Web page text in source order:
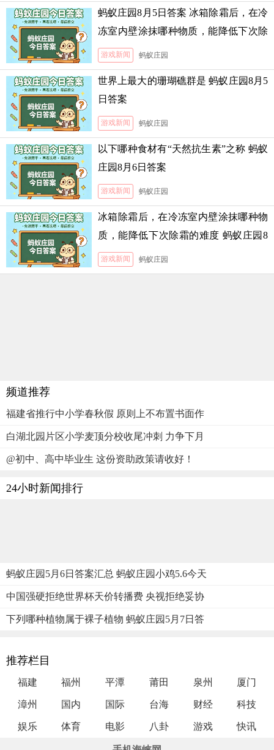
蚂蚁庄园8月5日答案 冰箱除霜后，在冷
冻室内壁涂抹哪种物质，能降低下次除
霜的难度
游戏新闻 蚂蚁庄园
世界上最大的珊瑚礁群是 蚂蚁庄园8月5
日答案
游戏新闻 蚂蚁庄园
以下哪种食材有“天然抗生素”之称 蚂蚁
庄园8月6日答案
游戏新闻 蚂蚁庄园
冰箱除霜后，在冷冻室内壁涂抹哪种物
质，能降低下次除霜的难度 蚂蚁庄园8
月5日答案
游戏新闻 蚂蚁庄园
频道推荐
福建省推行中小学春秋假 原则上不布置书面作
白湖北园片区小学麦顶分校收尾冲刺 力争下月
@初中、高中毕业生 这份资助政策请收好！
24小时新闻排行
蚂蚁庄园5月6日答案汇总 蚂蚁庄园小鸡5.6今天
中国强硬拒绝世界杯天价转播费 央视拒绝妥协
下列哪种植物属于裸子植物 蚂蚁庄园5月7日答
推荐栏目
福建 福州 平潭 莆田 泉州 厦门
漳州 国内 国际 台海 财经 科技
娱乐 体育 电影 八卦 游戏 快讯